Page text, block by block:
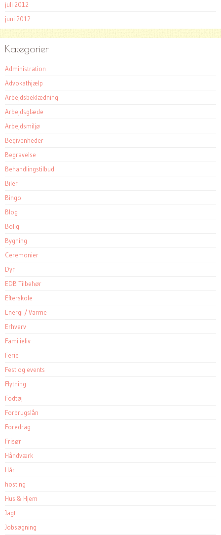
juli 2012
juni 2012
Kategorier
Administration
Advokathjælp
Arbejdsbeklædning
Arbejdsglæde
Arbejdsmiljø
Begivenheder
Begravelse
Behandlingstilbud
Biler
Bingo
Blog
Bolig
Bygning
Ceremonier
Dyr
EDB Tilbehør
Efterskole
Energi / Varme
Erhverv
Familieliv
Ferie
Fest og events
Flytning
Fodtøj
Forbrugslån
Foredrag
Frisør
Håndværk
Hår
hosting
Hus & Hjem
Jagt
Jobsøgning